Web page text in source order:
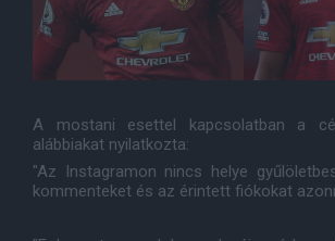
A mostani esettel kapcsolatban a
alábbiakat nyilatkozta:
"Az Instagramon nincs helye
kommenteket és az érintett fiókokat